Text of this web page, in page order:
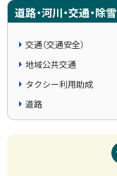
道路・河川・交通・除雪
交通（交通安全）
地域公共交通
タクシー利用助成
道路